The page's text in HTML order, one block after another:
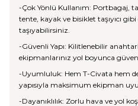
-Çok Yönlü Kullanım: Portbagaj,
tente, kayak ve bisiklet taşıyıcı
taşıyabilirsiniz.
-Güvenli Yapı: Kilitlenebilir
ekipmanlarınız yol boyunca
-Uyumluluk: Hem T-Civata hem
yapısıyla maksimum ekipman
-Dayanıklılık: Zorlu hava ve yol